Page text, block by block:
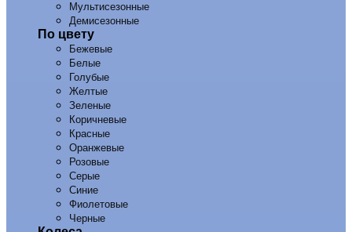
Мультисезонные
Демисезонные
По цвету
Бежевые
Белые
Голубые
Желтые
Зеленые
Коричневые
Красные
Оранжевые
Розовые
Серые
Синие
Фиолетовые
Черные